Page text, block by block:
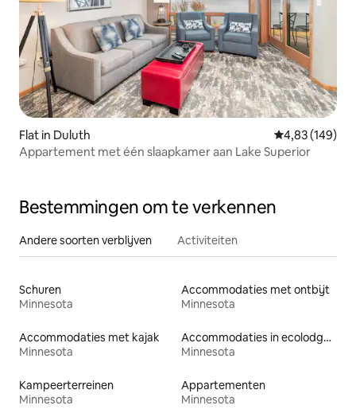
Flat in Duluth Gemiddelde
4,83 (149)
Appartement met één slaapkamer aan Lake Superior
Bestemmingen om te verkennen
Andere soorten verblijven Activiteiten
Schuren
Minnesota
Accommodaties met ontbijt
Minnesota
Accommodaties met kajak
Minnesota
Accommodaties in ecolodges
Minnesota
Kampeerterreinen
Minnesota
Appartementen
Minnesota